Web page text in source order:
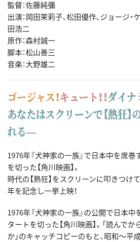
監督：佐藤純彌
出演：岡田茉莉子、松田優作、ジョージ・
田浩二
原作：森村誠一
脚本：松山善三
音楽：大野雄二
ゴージャス！キュート！！ダイナ
あなたはスクリーンで【熱狂】
れる―
1976年『犬神家の一族』で日本中を席
を切った【角川映画】。
時代の【熱狂】をスクリーンに叩きつけ
年を記念し一挙上映！
1976年『犬神家の一族』の公開で日本
タートを切った【角川映画】。「読んで
か」のキャッチコピーのもと、昭和〜平